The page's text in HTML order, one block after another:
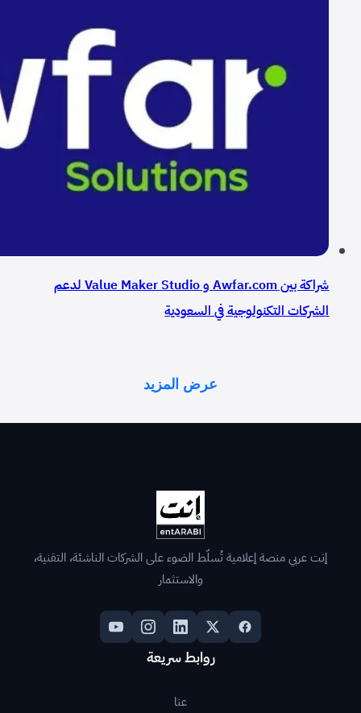
شراكة بين Awfar.com و Value Maker Studio لدعم
الشركات التكنولوجية في السعودية
عرض المزيد
إنت عربي منصة إعلامية تُسلّط الضوء على الشركات الناشئة، التقنية،
والاستثمار
روابط سريعة
عنا